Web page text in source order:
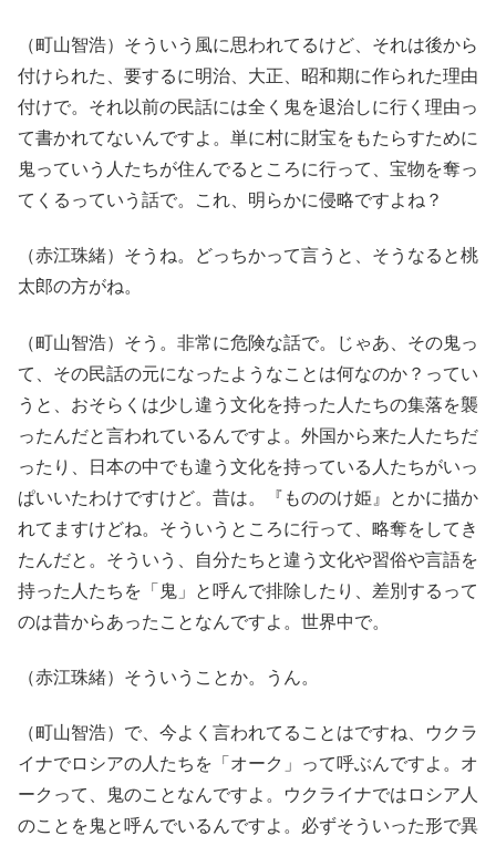
（町山智浩）そういう風に思われてるけど、それは後から
付けられた、要するに明治、大正、昭和期に作られた理由
付けで。それ以前の民話には全く鬼を退治しに行く理由っ
て書かれてないんですよ。単に村に財宝をもたらすために
鬼っていう人たちが住んでるところに行って、宝物を奪っ
てくるっていう話で。これ、明らかに侵略ですよね？
（赤江珠緒）そうね。どっちかって言うと、そうなると桃
太郎の方がね。
（町山智浩）そう。非常に危険な話で。じゃあ、その鬼っ
て、その民話の元になったようなことは何なのか？ってい
うと、おそらくは少し違う文化を持った人たちの集落を襲
ったんだと言われているんですよ。外国から来た人たちだ
ったり、日本の中でも違う文化を持っている人たちがいっ
ぱいいたわけですけど。昔は。『もののけ姫』とかに描か
れてますけどね。そういうところに行って、略奪をしてき
たんだと。そういう、自分たちと違う文化や習俗や言語を
持った人たちを「鬼」と呼んで排除したり、差別するって
のは昔からあったことなんですよ。世界中で。
（赤江珠緒）そういうことか。うん。
（町山智浩）で、今よく言われてることはですね、ウクラ
イナでロシアの人たちを「オーク」って呼ぶんですよ。オ
ークって、鬼のことなんですよ。ウクライナではロシア人
のことを鬼と呼んでいるんですよ。必ずそういった形で異